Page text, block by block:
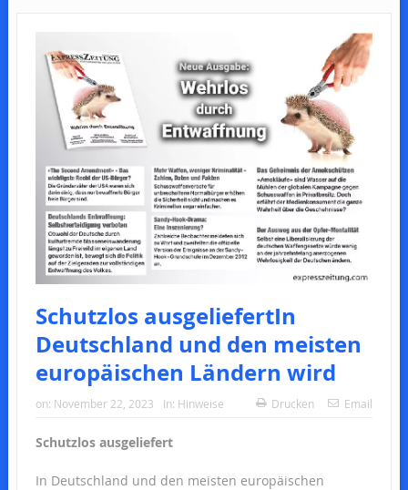
Schutzlos ausgeliefertIn
Deutschland und den meisten
europäischen Ländern wird
on: November 22, 2023 In: Hinweise Drucken Email
Schutzlos ausgeliefert
In Deutschland und den meisten europäischen